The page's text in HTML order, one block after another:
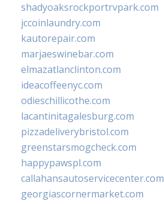
shadyoaksrockportrvpark.com
jccoinlaundry.com
kautorepair.com
marjaeswinebar.com
elmazatlanclinton.com
ideacoffeenyc.com
odieschillicothe.com
lacantinitagalesburg.com
pizzadeliverybristol.com
greenstarsmogcheck.com
happypawspl.com
callahansautoservicecenter.com
georgiascornermarket.com